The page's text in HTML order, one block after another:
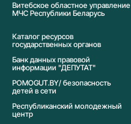
Витебское областное управление
МЧС Республики Беларусь
Каталог ресурсов
государственных органов
Банк данных правовой
информации "ДЕПУТАТ"
POMOGUT.BY/ безопасность
детей в сети
Республиканский молодежный
центр